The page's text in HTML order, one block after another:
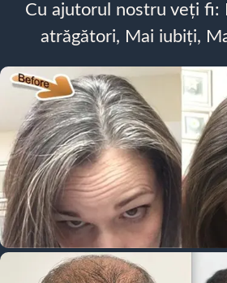
Cu ajutorul nostru veți fi:
atrăgători, Mai iubiți,